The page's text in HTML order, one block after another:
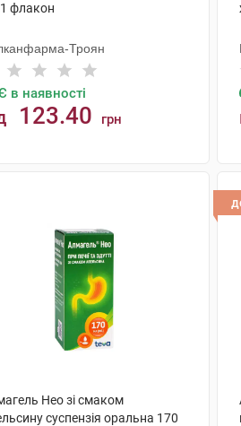
флакон
Троян
в наявності
123.40 грн
Нео зі смаком
суспензія оральна 170